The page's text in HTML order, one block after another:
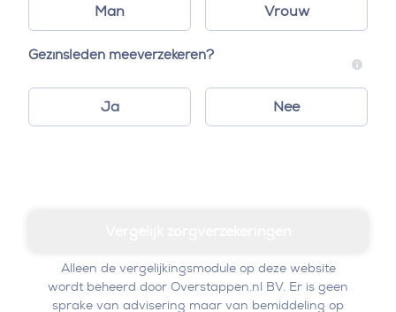
Man Vrouw
Gezinsleden meeverzekeren?
Ja Nee
Alleen de vergelijkingsmodule op deze website
wordt beheerd door Overstappen.nl BV. Er is geen
sprake van advisering maar van bemiddeling op